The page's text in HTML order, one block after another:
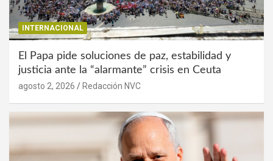
INTERNACIONAL
El Papa pide soluciones de paz, estabilidad y
justicia ante la “alarmante” crisis en Ceuta
agosto 2, 2026 Redacción NVC